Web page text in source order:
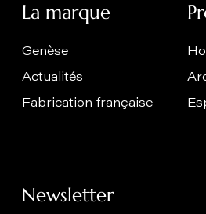
La marque
Genèse
Actualités
Fabrication française
Newsletter